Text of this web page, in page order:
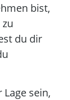
bist,
du dir
sein,